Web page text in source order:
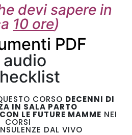
devi sapere in
10 ore)
PDF
audio
CORSO DECENNI DI
IN SALA PARTO
LE FUTURE MAMME NEI
CORSI
DAL VIVO